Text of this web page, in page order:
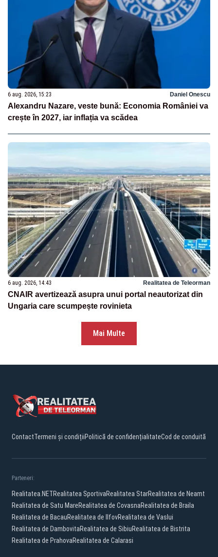
6 aug. 2026, 15:23 Daniel Onescu
Alexandru Nazare, veste bună: Economia României va
crește în 2027, iar inflația va scădea
6 aug. 2026, 14:43 Realitatea de Teleorman
CNAIR avertizează asupra unui portal neautorizat din
Ungaria care scumpește rovinieta
Mai Multe
ContactTermeni și condițiiPolitică de confidențialitateCod de conduită
Parteneri:
Realitatea.NETRealitatea SportivaRealitatea StarRealitatea de Neamt
Realitatea de Satu MareRealitatea de CovasnaRealitatea de Braila
Realitatea de BacauRealitatea de IlfovRealitatea de Vaslui
Realitatea de DambovitaRealitatea de SibiuRealitatea de Bistrita
Realitatea de PrahovaRealitatea de Calarasi